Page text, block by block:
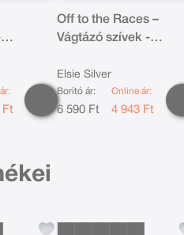
Ft
Off to the Races –
Vágtázó szívek -
Elsie Silver
Borító ár:
6 590 Ft
Online ár:
4 943 Ft